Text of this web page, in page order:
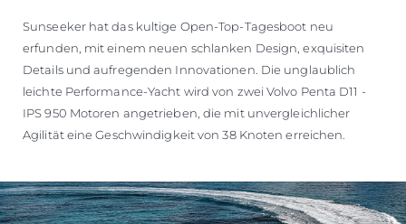
Sunseeker hat das kultige Open-Top-Tagesboot neu
erfunden, mit einem neuen schlanken Design, exquisiten
Details und aufregenden Innovationen. Die unglaublich
leichte Performance-Yacht wird von zwei Volvo Penta D11 -
IPS 950 Motoren angetrieben, die mit unvergleichlicher
Agilität eine Geschwindigkeit von 38 Knoten erreichen.